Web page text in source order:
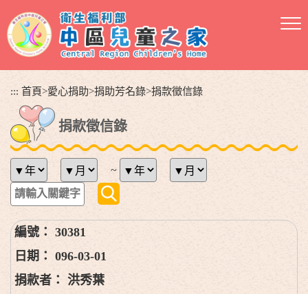
到
主
::: 首頁>愛心捐助>捐助芳名錄>捐款徵信錄
捐款徵信錄
~
30381
096-03-01
洪秀葉